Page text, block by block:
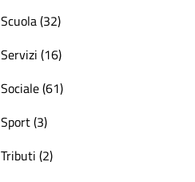
Scuola (32)
Servizi (16)
Sociale (61)
Sport (3)
Tributi (2)